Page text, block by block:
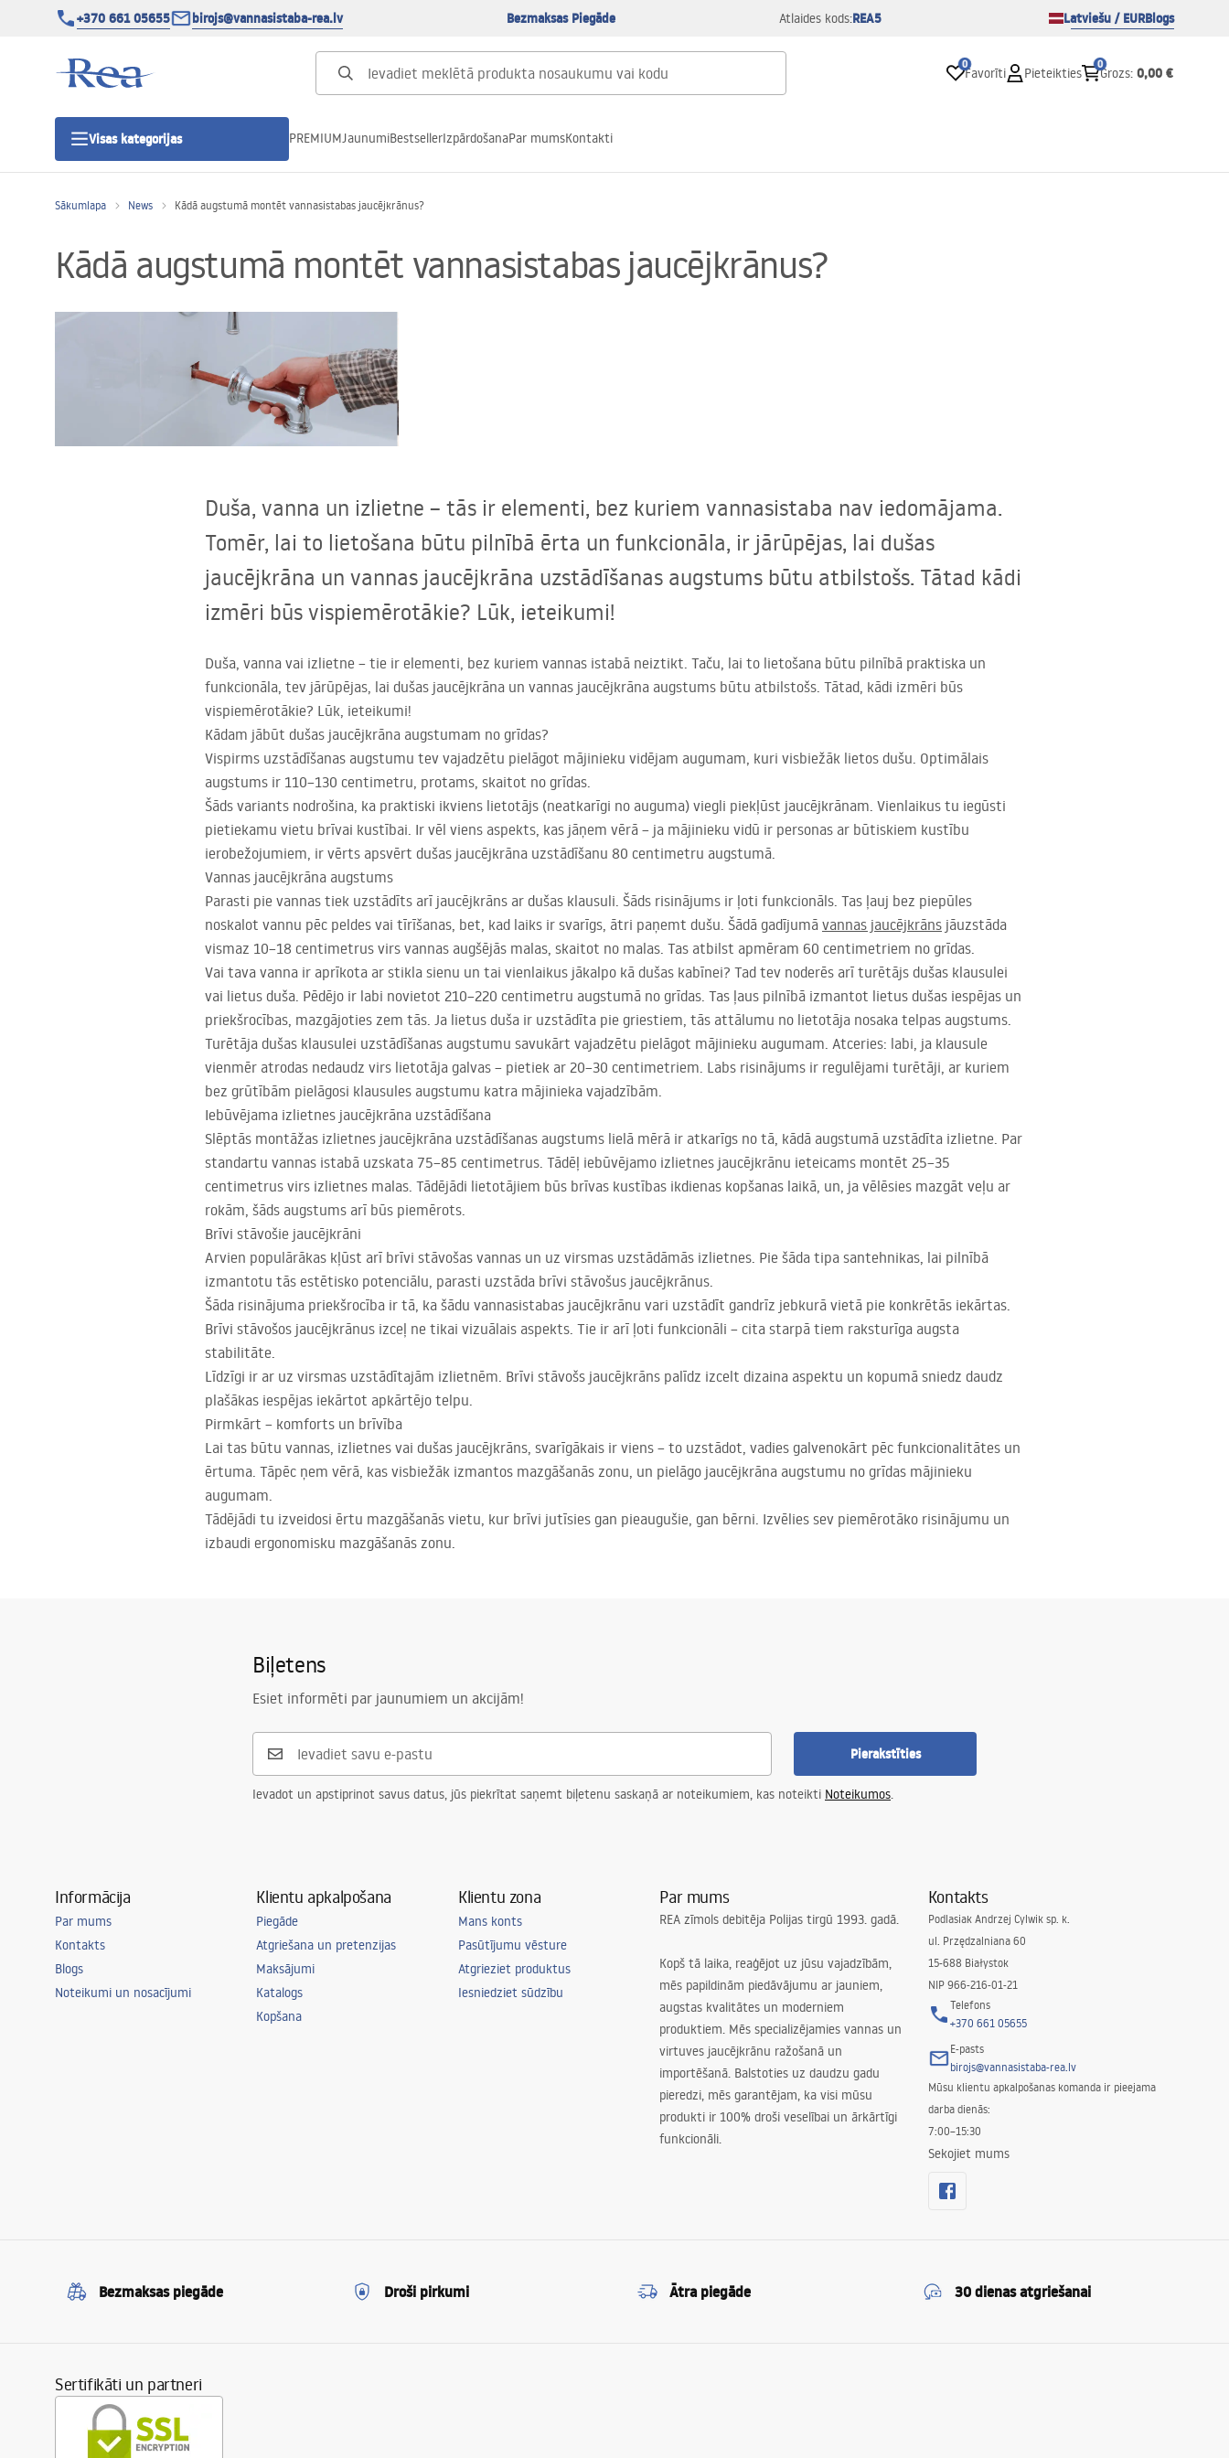
+370 661 05655 birojs@vannasistaba-rea.lv Bezmaksas Piegāde Atlaides kods:REA5 Latviešu / EURBlogs
0
Favorīti Pieteikties
0
Grozs: 0,00 €
Visas kategorijas
Dušas durvis
Vannas istabas dušas paliktņi
Lineāras dušas notekas
Vannas istabas jaucējkrāni
Vannas istabas piederumi
PREMIUMJaunumiBestsellerIzpārdošanaPar mumsKontakti
Sākumlapa News Kādā augstumā montēt vannasistabas jaucējkrānus?
Kādā augstumā montēt vannasistabas jaucējkrānus?
Duša, vanna un izlietne – tās ir elementi, bez kuriem vannasistaba nav iedomājama.
Tomēr, lai to lietošana būtu pilnībā ērta un funkcionāla, ir jārūpējas, lai dušas
jaucējkrāna un vannas jaucējkrāna uzstādīšanas augstums būtu atbilstošs. Tātad kādi
izmēri būs vispiemērotākie? Lūk, ieteikumi!
Duša, vanna vai izlietne – tie ir elementi, bez kuriem vannas istabā neiztikt. Taču, lai to lietošana būtu pilnībā praktiska un
funkcionāla, tev jārūpējas, lai dušas jaucējkrāna un vannas jaucējkrāna augstums būtu atbilstošs. Tātad, kādi izmēri būs
vispiemērotākie? Lūk, ieteikumi!
Kādam jābūt dušas jaucējkrāna augstumam no grīdas?
Vispirms uzstādīšanas augstumu tev vajadzētu pielāgot mājinieku vidējam augumam, kuri visbiežāk lietos dušu. Optimālais
augstums ir 110–130 centimetru, protams, skaitot no grīdas.
Šāds variants nodrošina, ka praktiski ikviens lietotājs (neatkarīgi no auguma) viegli piekļūst jaucējkrānam. Vienlaikus tu iegūsti
pietiekamu vietu brīvai kustībai. Ir vēl viens aspekts, kas jāņem vērā – ja mājinieku vidū ir personas ar būtiskiem kustību
ierobežojumiem, ir vērts apsvērt dušas jaucējkrāna uzstādīšanu 80 centimetru augstumā.
Vannas jaucējkrāna augstums
Parasti pie vannas tiek uzstādīts arī jaucējkrāns ar dušas klausuli. Šāds risinājums ir ļoti funkcionāls. Tas ļauj bez piepūles
noskalot vannu pēc peldes vai tīrīšanas, bet, kad laiks ir svarīgs, ātri paņemt dušu. Šādā gadījumā vannas jaucējkrāns jāuzstāda
vismaz 10–18 centimetrus virs vannas augšējās malas, skaitot no malas. Tas atbilst apmēram 60 centimetriem no grīdas.
Vai tava vanna ir aprīkota ar stikla sienu un tai vienlaikus jākalpo kā dušas kabīnei? Tad tev noderēs arī turētājs dušas klausulei
vai lietus duša. Pēdējo ir labi novietot 210–220 centimetru augstumā no grīdas. Tas ļaus pilnībā izmantot lietus dušas iespējas un
priekšrocības, mazgājoties zem tās. Ja lietus duša ir uzstādīta pie griestiem, tās attālumu no lietotāja nosaka telpas augstums.
Turētāja dušas klausulei uzstādīšanas augstumu savukārt vajadzētu pielāgot mājinieku augumam. Atceries: labi, ja klausule
vienmēr atrodas nedaudz virs lietotāja galvas – pietiek ar 20–30 centimetriem. Labs risinājums ir regulējami turētāji, ar kuriem
bez grūtībām pielāgosi klausules augstumu katra mājinieka vajadzībām.
Iebūvējama izlietnes jaucējkrāna uzstādīšana
Slēptās montāžas izlietnes jaucējkrāna uzstādīšanas augstums lielā mērā ir atkarīgs no tā, kādā augstumā uzstādīta izlietne. Par
standartu vannas istabā uzskata 75–85 centimetrus. Tādēļ iebūvējamo izlietnes jaucējkrānu ieteicams montēt 25–35
centimetrus virs izlietnes malas. Tādējādi lietotājiem būs brīvas kustības ikdienas kopšanas laikā, un, ja vēlēsies mazgāt veļu ar
rokām, šāds augstums arī būs piemērots.
Brīvi stāvošie jaucējkrāni
Arvien populārākas kļūst arī brīvi stāvošas vannas un uz virsmas uzstādāmās izlietnes. Pie šāda tipa santehnikas, lai pilnībā
izmantotu tās estētisko potenciālu, parasti uzstāda brīvi stāvošus jaucējkrānus.
Šāda risinājuma priekšrocība ir tā, ka šādu vannasistabas jaucējkrānu vari uzstādīt gandrīz jebkurā vietā pie konkrētās iekārtas.
Brīvi stāvošos jaucējkrānus izceļ ne tikai vizuālais aspekts. Tie ir arī ļoti funkcionāli – cita starpā tiem raksturīga augsta
stabilitāte.
Līdzīgi ir ar uz virsmas uzstādītajām izlietnēm. Brīvi stāvošs jaucējkrāns palīdz izcelt dizaina aspektu un kopumā sniedz daudz
plašākas iespējas iekārtot apkārtējo telpu.
Pirmkārt – komforts un brīvība
Lai tas būtu vannas, izlietnes vai dušas jaucējkrāns, svarīgākais ir viens – to uzstādot, vadies galvenokārt pēc funkcionalitātes un
ērtuma. Tāpēc ņem vērā, kas visbiežāk izmantos mazgāšanās zonu, un pielāgo jaucējkrāna augstumu no grīdas mājinieku
augumam.
Tādējādi tu izveidosi ērtu mazgāšanās vietu, kur brīvi jutīsies gan pieaugušie, gan bērni. Izvēlies sev piemērotāko risinājumu un
izbaudi ergonomisku mazgāšanās zonu.
Biļetens
Esiet informēti par jaunumiem un akcijām!
Pierakstīties
Ievadot un apstiprinot savus datus, jūs piekrītat saņemt biļetenu saskaņā ar noteikumiem, kas noteikti Noteikumos.
Informācija
Par mums
Kontakts
Blogs
Noteikumi un nosacījumi
Klientu apkalpošana
Piegāde
Atgriešana un pretenzijas
Maksājumi
Katalogs
Kopšana
Klientu zona
Mans konts
Pasūtījumu vēsture
Atgrieziet produktus
Iesniedziet sūdzību
Par mums
REA zīmols debitēja Polijas tirgū 1993. gadā.
Kopš tā laika, reaģējot uz jūsu vajadzībām,
mēs papildinām piedāvājumu ar jauniem,
augstas kvalitātes un moderniem
produktiem. Mēs specializējamies vannas un
virtuves jaucējkrānu ražošanā un
importēšanā. Balstoties uz daudzu gadu
pieredzi, mēs garantējam, ka visi mūsu
produkti ir 100% droši veselībai un ārkārtīgi
funkcionāli.
Kontakts
Podlasiak Andrzej Cylwik sp. k.
ul. Przędzalniana 60
15-688 Białystok
NIP 966-216-01-21
Telefons
+370 661 05655
E-pasts
birojs@vannasistaba-rea.lv
Mūsu klientu apkalpošanas komanda ir pieejama
darba dienās:
7:00–15:30
Sekojiet mums
Bezmaksas piegāde Droši pirkumi Ātra piegāde 30 dienas atgriešanai
Sertifikāti un partneri